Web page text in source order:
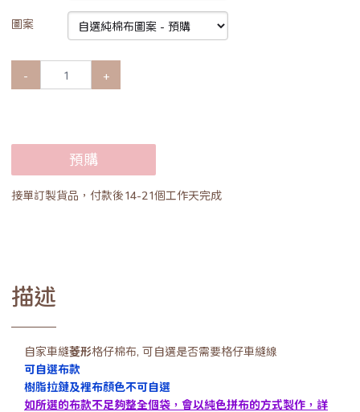
圖案
- +
預購
接單訂製貨品，付款後14-21個工作天完成
描述
自家車縫菱形格仔棉布, 可自選是否需要格仔車縫線
可自選布款
樹脂拉鏈及裡布顏色不可自選
如所選的布款不足夠整全個袋，會以純色拼布的方式製作，詳